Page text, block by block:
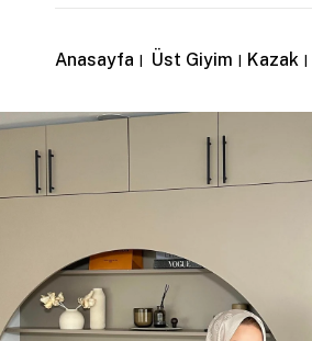
Anasayfa Üst Giyim Kazak